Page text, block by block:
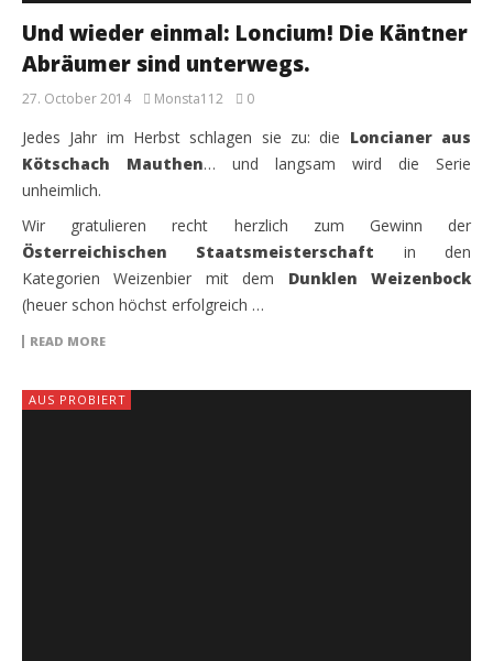
Und wieder einmal: Loncium! Die Käntner
Abräumer sind unterwegs.
27. October 2014 Monsta112 0
Jedes Jahr im Herbst schlagen sie zu: die Loncianer aus
Kötschach Mauthen… und langsam wird die Serie
unheimlich.
Wir gratulieren recht herzlich zum Gewinn der
Österreichischen Staatsmeisterschaft in den
Kategorien Weizenbier mit dem Dunklen Weizenbock
(heuer schon höchst erfolgreich …
READ MORE
AUS PROBIERT